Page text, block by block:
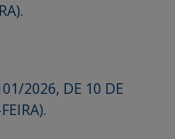
2026, DE 10 DE